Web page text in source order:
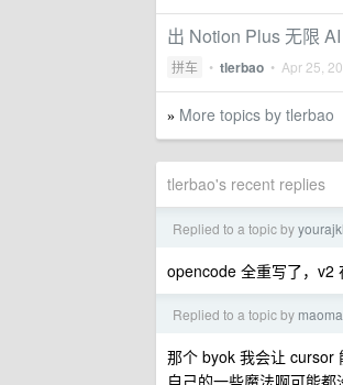
出 Notion Plus 无限
拼车 • tlerbao • Apr 25,
» More topics by tlerbao
tlerbao's recent replies
Replied to a topic by
opencode 全重写了，v2
Replied to a topic by
那个 byok 我会让 cursor
自己的一些魔法啊可能都